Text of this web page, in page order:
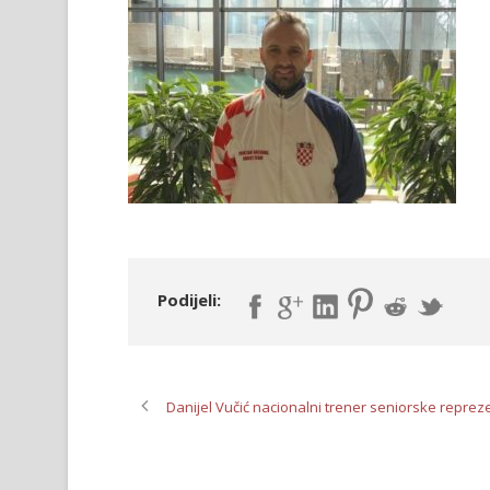
Podijeli:
Danijel Vučić nacionalni trener seniorske